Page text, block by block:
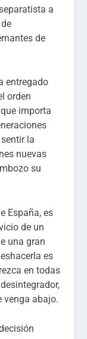
a
de
entregado
orden
importa
la
nuevas
su
España, es
de un
una gran
es
en todas
venga abajo.